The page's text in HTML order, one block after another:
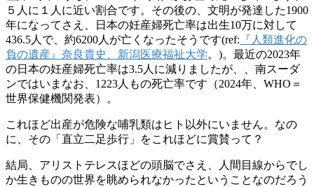
５人に１人に近い割合です。その後の、文明が発達した1900
年になってさえ、日本の妊産婦死亡率は出生10万に対して
436.5人で、約6200人が亡くなったそうです(ref: 『人類進化の
負の遺産』奈良貴史、新潟医療福祉大学。)。最近の2023年
の日本の妊産婦死亡率は3.5人に減りましたが、、南スーダ
ンではいまなお、1223人もの死亡率です（2024年、WHO＝
世界保健機関発表）。
これほど出産が危険な哺乳類はヒト以外にいません。なの
に、その「直立二足歩行」をこれほどに賞賛って？
結局、アリストテレスほどの頭脳でさえ、人間目線からでし
か生きものの世界を眺められなかったということなのだろう